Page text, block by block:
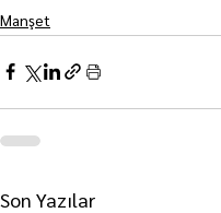
Manşet
Son Yazılar